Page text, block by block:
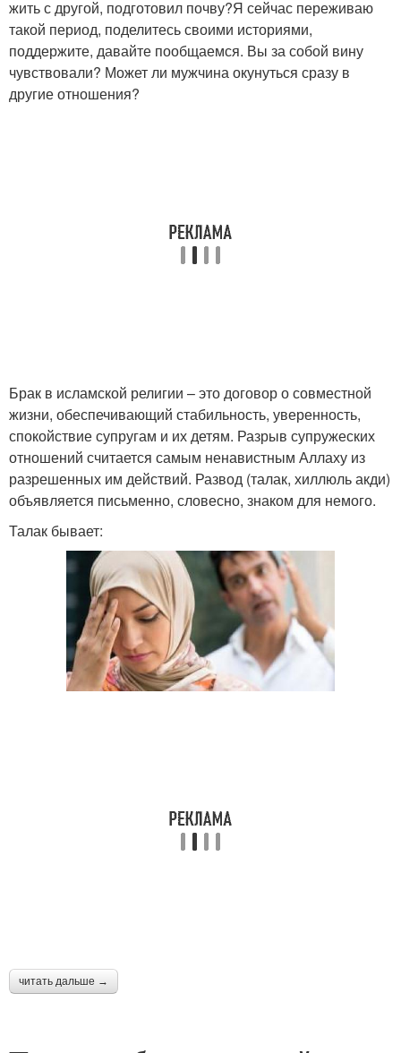
жить с другой, подготовил почву?Я сейчас переживаю
такой период, поделитесь своими историями,
поддержите, давайте пообщаемся. Вы за собой вину
чувствовали? Может ли мужчина окунуться сразу в
другие отношения?
Брак в исламской религии – это договор о совместной
жизни, обеспечивающий стабильность, уверенность,
спокойствие супругам и их детям. Разрыв супружеских
отношений считается самым ненавистным Аллаху из
разрешенных им действий. Развод (талак, хиллюль акди)
объявляется письменно, словесно, знаком для немого.
Талак бывает:
читать дальше →